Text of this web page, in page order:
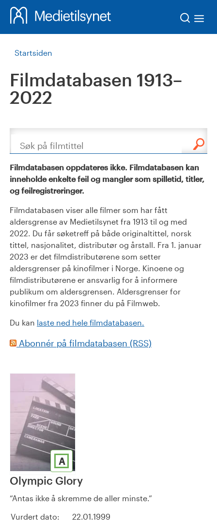
Startsiden
Filmdatabasen 1913–
2022
Søk
Filmdatabasen oppdateres ikke. Filmdatabasen kan
inneholde enkelte feil og mangler som spilletid, titler,
og feilregistreringer.
Filmdatabasen viser alle filmer som har fått
aldersgrense av Medietilsynet fra 1913 til og med
2022. Du får søketreff på både originaltittel, norsk
tittel, nasjonalitet, distributør og årstall. Fra 1. januar
2023 er det filmdistributørene som setter
aldersgrenser på kinofilmer i Norge. Kinoene og
filmdistributørene er ansvarlig for å informere
publikum om aldersgrensen. Aldersgrenser for
kinofilmer fra 2023 finner du på Filmweb.
Du kan laste ned hele filmdatabasen.
Abonnér på filmdatabasen (RSS)
A
Olympic Glory
Antas ikke å skremme de aller minste.
Vurdert dato:
22.01.1999